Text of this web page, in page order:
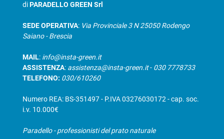
diPARADELLO GREEN Srl
SEDE OPERATIVA: Via Provinciale 3 N 25050 Rodengo
Saiano - Brescia
MAIL: info@insta-green.it
ASSISTENZA: assistenza@insta-green.it- 030 7778733
TELEFONO: 030/610260
Numero REA: BS-351497 - P.IVA 03276030172 - cap. soc.
i.v. 10.000€
Paradello - professionisti del prato naturale